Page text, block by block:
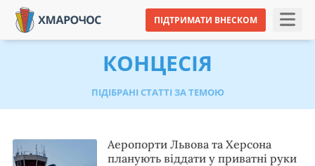
ПІДТРИМАТИ ВНЕСКОМ
КОНЦЕСІЯ
ПІДІБРАНІ СТАТТІ ЗА ТЕМОЮ
Аеропорти Львова та Херсона
планують віддати у приватні руки